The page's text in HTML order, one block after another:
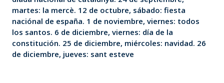
martes: la mercè. 12 de octubre, sábado: fiesta
naciónal de españa. 1 de noviembre, viernes: todos
los santos. 6 de diciembre, viernes: día de la
constitución. 25 de diciembre, miércoles: navidad. 26
de diciembre, jueves: sant esteve